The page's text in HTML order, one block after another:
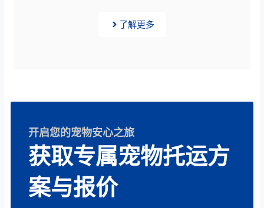
了解更多
开启您的宠物安心之旅
获取专属宠物托运方
案与报价